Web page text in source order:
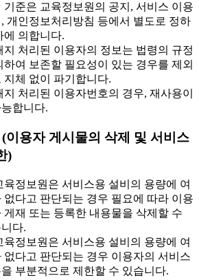
기준은 교육정보원의 공지, 서비스 이용
개인정보처리방침 등에서 별도로 정하
에 의합니다.
처리된 이용자의 정보는 법령의 규정
하여 보존할 필요성이 있는 경우를 제외
지체 없이 파기합니다.
처리된 이용자번호의 경우, 재사용이
합니다.
이용자 게시물의 삭제 및 서비스
)
정보원은 서비스용 설비의 용량에 여
없다고 판단되는 경우 필요에 따라 이용
게재 또는 등록한 내용물을 삭제할 수
다.
정보원은 서비스용 설비의 용량에 여
없다고 판단되는 경우 이용자의 서비스
부분적으로 제한할 수 있습니다.